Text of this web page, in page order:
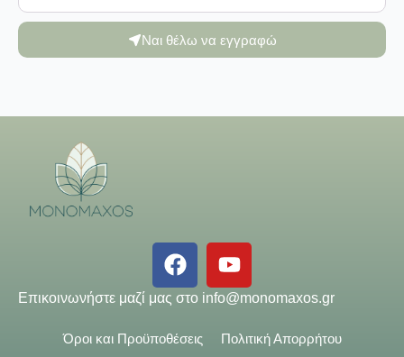
Ναι θέλω να εγγραφώ
Επικοινωνήστε μαζί μας στο info@monomaxos.gr
Όροι και Προϋποθέσεις Πολιτική Απορρήτου